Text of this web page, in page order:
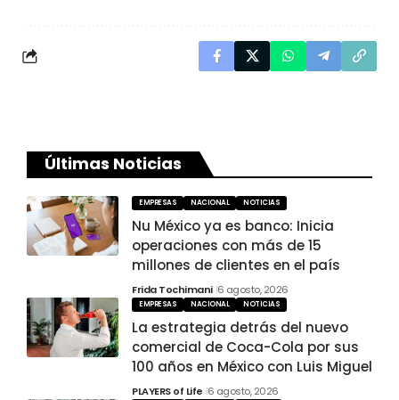
Últimas Noticias
EMPRESAS NACIONAL NOTICIAS
Nu México ya es banco: Inicia
operaciones con más de 15
millones de clientes en el país
Frida Tochimani 6 agosto, 2026
EMPRESAS NACIONAL NOTICIAS
La estrategia detrás del nuevo
comercial de Coca-Cola por sus
100 años en México con Luis Miguel
PLAYERS of Life 6 agosto, 2026